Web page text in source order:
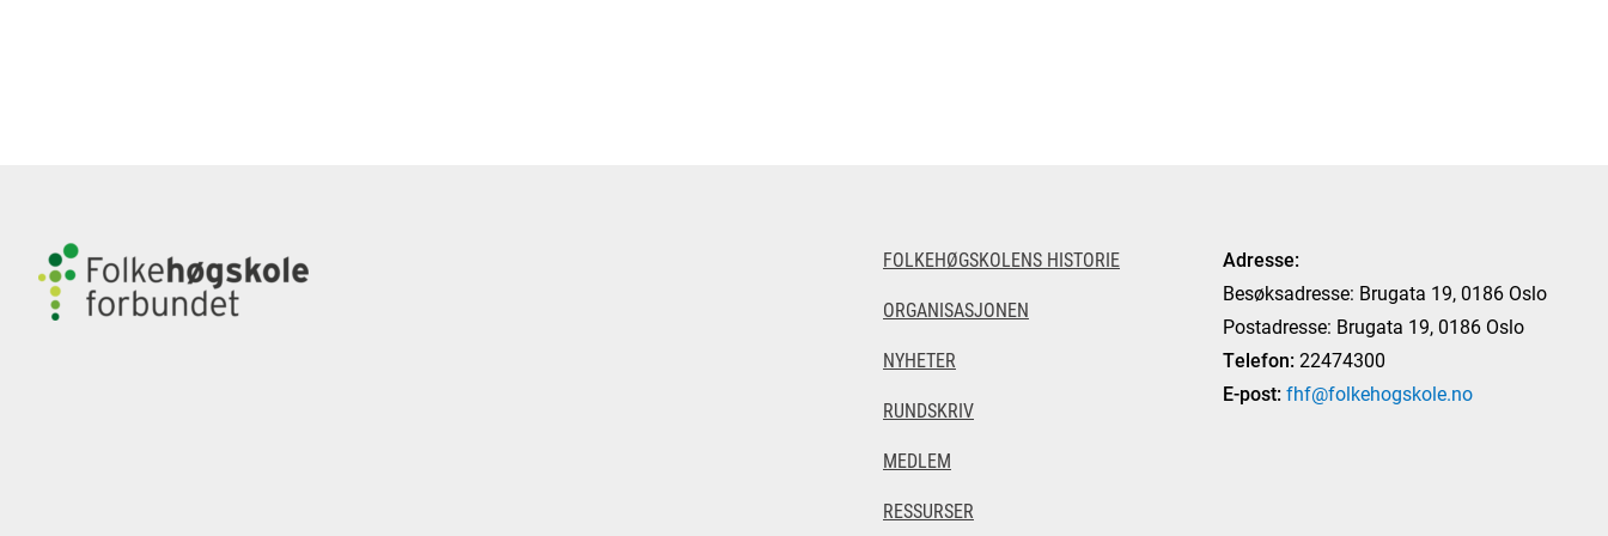
FOLKEHØGSKOLENS HISTORIE
ORGANISASJONEN
NYHETER
RUNDSKRIV
MEDLEM
RESSURSER
Adresse:
Besøksadresse: Brugata 19, 0186 Oslo
Postadresse: Brugata 19, 0186 Oslo
Telefon: 22474300
E-post: fhf@folkehogskole.no